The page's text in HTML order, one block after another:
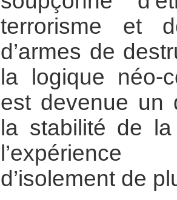
terrorisme et
d’armes de
la logique néo-
est devenue un
la stabilité de
d’isolement de